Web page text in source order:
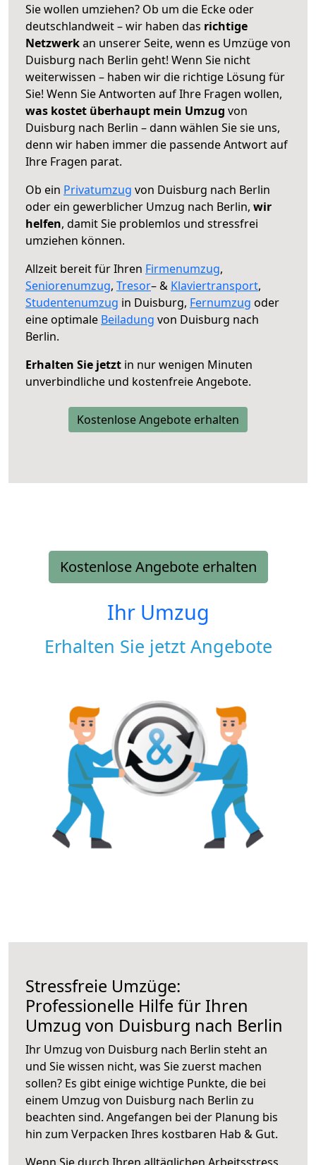
Sie wollen umziehen? Ob um die Ecke oder
deutschlandweit – wir haben das richtige
Netzwerkan unserer Seite, wenn es Umzüge von
Duisburg nach Berlin geht! Wenn Sie nicht
weiterwissen – haben wir die richtige Lösung für
Sie! Wenn Sie Antworten auf Ihre Fragen wollen,
was kostet überhaupt mein Umzug von
Duisburg nach Berlin – dann wählen Sie sie uns,
denn wir haben immer die passende Antwort auf
Ihre Fragen parat.
Ob ein Privatumzug von Duisburg nach Berlin
oder ein gewerblicher Umzug nach Berlin, wir
helfen, damit Sie problemlos und stressfrei
umziehen können.
Allzeit bereit für Ihren Firmenumzug,
Seniorenumzug, Tresor– & Klaviertransport,
Studentenumzug in Duisburg, Fernumzug oder
eine optimale Beiladung von Duisburg nach
Berlin.
Erhalten Sie jetzt in nur wenigen Minuten
unverbindliche und kostenfreie Angebote.
Kostenlose Angebote erhalten
Kostenlose Angebote erhalten
Ihr Umzug
Erhalten Sie jetzt Angebote
Stressfreie Umzüge:
Professionelle Hilfe für Ihren
Umzug von Duisburg nach Berlin
Ihr Umzug von Duisburg nach Berlin steht an
und Sie wissen nicht, was Sie zuerst machen
sollen? Es gibt einige wichtige Punkte, die bei
einem Umzug von Duisburg nach Berlin zu
beachten sind. Angefangen bei der Planung bis
hin zum Verpacken Ihres kostbaren Hab & Gut.